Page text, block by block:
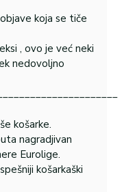
koja se tiče
, ovo je već neki
nedovoljno
košarke.
nagradjivan
Eurolige.
košarkaški